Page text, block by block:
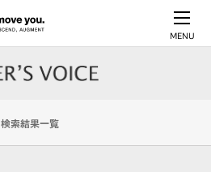
MENU
検索結果一覧